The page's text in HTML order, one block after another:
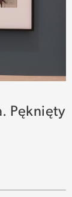
Pęknięty